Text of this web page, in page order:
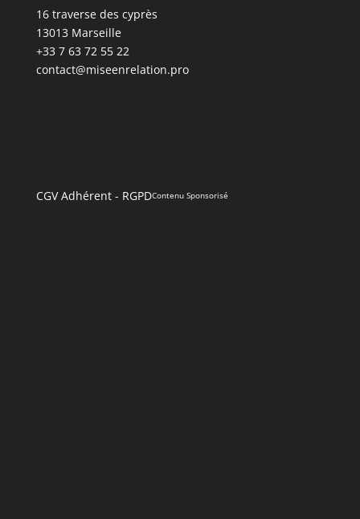
16 traverse des cyprès
13013 Marseille
+33 7 63 72 55 22
contact@miseenrelation.pro
CGV Adhérent- RGPDContenu Sponsorisé